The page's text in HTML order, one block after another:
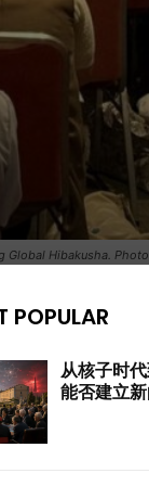
Global Hibakusha.
POPULAR
从核子时
能否建立